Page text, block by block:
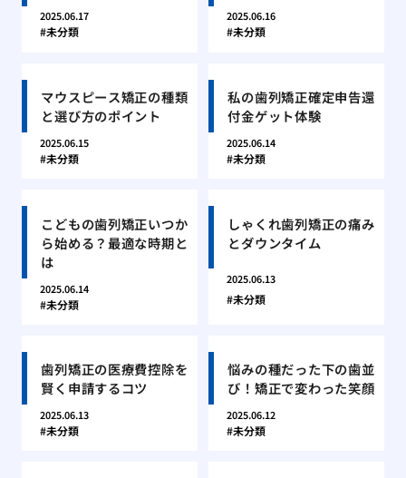
2025.06.17
未分類
2025.06.16
未分類
マウスピース矯正の種類
と選び方のポイント
2025.06.15
未分類
私の歯列矯正確定申告還
付金ゲット体験
2025.06.14
未分類
こどもの歯列矯正いつか
ら始める？最適な時期と
は
2025.06.14
未分類
しゃくれ歯列矯正の痛み
とダウンタイム
2025.06.13
未分類
歯列矯正の医療費控除を
賢く申請するコツ
2025.06.13
未分類
悩みの種だった下の歯並
び！矯正で変わった笑顔
2025.06.12
未分類